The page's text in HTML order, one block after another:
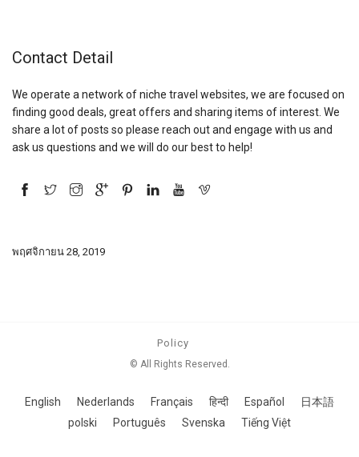
Contact Detail
We operate a network of niche travel websites, we are focused on
finding good deals, great offers and sharing items of interest. We
share a lot of posts so please reach out and engage with us and
ask us questions and we will do our best to help!
พฤศจิกายน 28, 2019
Policy
© All Rights Reserved.
English Nederlands Français हिन्दी Español
日本語
polski
Português Svenska Tiếng Việt